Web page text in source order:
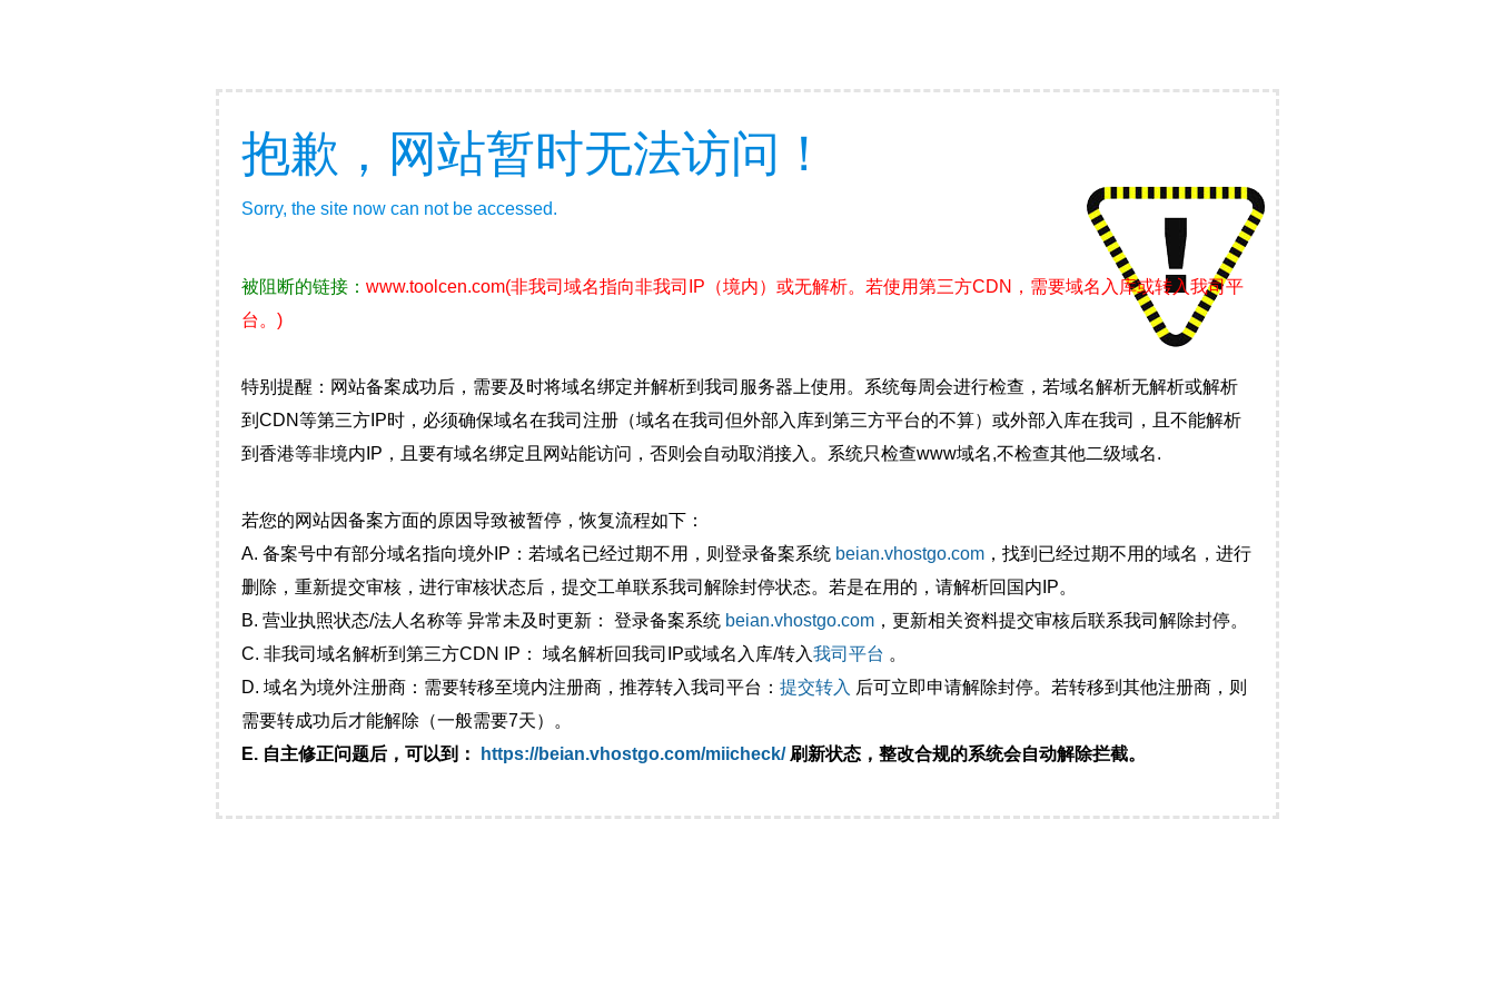
抱歉，网站暂时无法访问！
Sorry, the site now can not be accessed.
被阻断的链接： www.toolcen.com(非我司域名指向非我司IP（境内）或无解析。若使用第三方CDN，需要域名入库或转入我司平
台。)
特别提醒：网站备案成功后，需要及时将域名绑定并解析到我司服务器上使用。系统每周会进行检查，若域名解析无解析或解析
到CDN等第三方IP时，必须确保域名在我司注册（域名在我司但外部入库到第三方平台的不算）或外部入库在我司，且不能解析
到香港等非境内IP，且要有域名绑定且网站能访问，否则会自动取消接入。系统只检查www域名,不检查其他二级域名.
若您的网站因备案方面的原因导致被暂停，恢复流程如下：
A. 备案号中有部分域名指向境外IP：若域名已经过期不用，则登录备案系统 beian.vhostgo.com ，找到已经过期不用的域名，进行
删除，重新提交审核，进行审核状态后，提交工单联系我司解除封停状态。若是在用的，请解析回国内IP。
B. 营业执照状态/法人名称等 异常未及时更新： 登录备案系统 beian.vhostgo.com ，更新相关资料提交审核后联系我司解除封停。
C. 非我司域名解析到第三方CDN IP： 域名解析回我司IP或域名入库/转入我司平台 。
D. 域名为境外注册商：需要转移至境内注册商，推荐转入我司平台： 提交转入 后可立即申请解除封停。若转移到其他注册商，则
需要转成功后才能解除（一般需要7天）。
E. 自主修正问题后，可以到：
https://beian.vhostgo.com/miicheck/刷新状态，整改合规的系统会自动解除拦截。